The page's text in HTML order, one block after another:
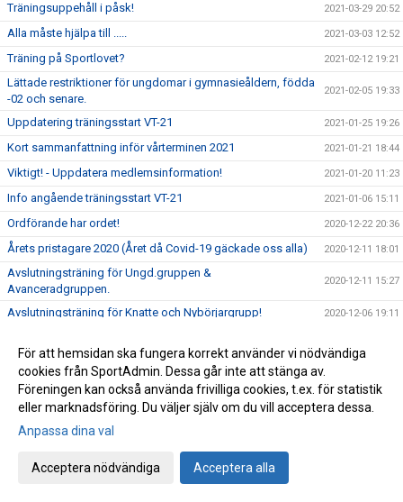
Träningsuppehåll i påsk! 2021-03-29 20:52
Alla måste hjälpa till ..... 2021-03-03 12:52
Träning på Sportlovet? 2021-02-12 19:21
Lättade restriktioner för ungdomar i gymnasieåldern, födda
-02 och senare.
2021-02-05 19:33
Uppdatering träningsstart VT-21 2021-01-25 19:26
Kort sammanfattning inför vårterminen 2021 2021-01-21 18:44
Viktigt! - Uppdatera medlemsinformation! 2021-01-20 11:23
Info angående träningsstart VT-21 2021-01-06 15:11
Ordförande har ordet! 2020-12-22 20:36
Årets pristagare 2020 (Året då Covid-19 gäckade oss alla) 2020-12-11 18:01
Avslutningsträning för Ungd.gruppen &
Avanceradgruppen.
2020-12-11 15:27
Avslutningsträning för Knatte och Nybörjargrupp! 2020-12-06 19:11
Missa inte klubbens Träningsbingo! 2020-12-01 21:48
Ny uppdaterad info kring Covid-19 och vår träning HT-20! 2020-11-24 21:02
Ny info angående träning och träningstider! 2020-11-03 17:20
Uppdaterad info kring Covid-19
Beslut om skärpta allmänna råd!
För att hemsidan ska fungera korrekt använder vi nödvändiga
cookies från SportAdmin. Dessa går inte att stänga av.
Föreningen kan också använda frivilliga cookies, t.ex. för statistik
eller marknadsföring. Du väljer själv om du vill acceptera dessa.
Anpassa dina val
Acceptera nödvändiga Acceptera alla